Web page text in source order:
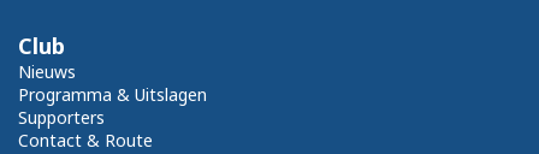
Club
Nieuws
Programma & Uitslagen
Supporters
Contact & Route